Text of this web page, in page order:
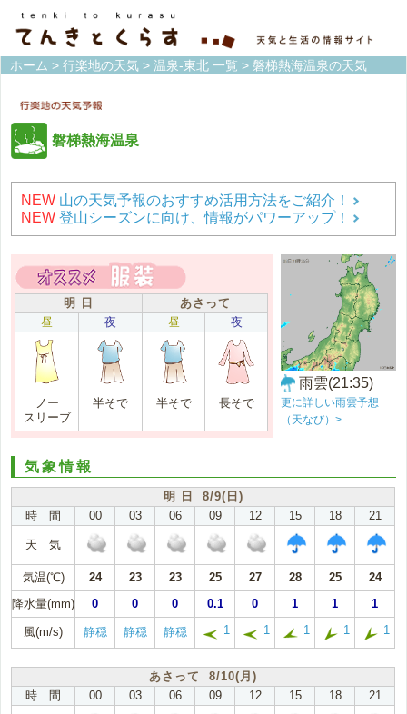
ホーム > 行楽地の天気 > 温泉-東北 一覧 > 磐梯熱海温泉の天気
磐梯熱海温泉
NEW 山の天気予報のおすすめ活用方法をご紹介！
NEW 登山シーズンに向け、情報がパワーアップ！
明 日
あさって
昼
夜 昼 夜
ノー
スリーブ
半そで 半そで 長そで
雨雲(21:35)
更に詳しい雨雲予想
（天なび）>
気象情報
明 日 8/9(日)
時 間
00 03 06 09 12 15 18 21
天 気
気温(℃) 24 23 23 25 27 28 25
24
降水量(mm)
0 0 0 0.1 0 1 1 1
風(m/s) 静穏 静穏 静穏 1 1 1 1 1
あさって 8/10(月)
時 間
00 03 06 09 12 15 18 21